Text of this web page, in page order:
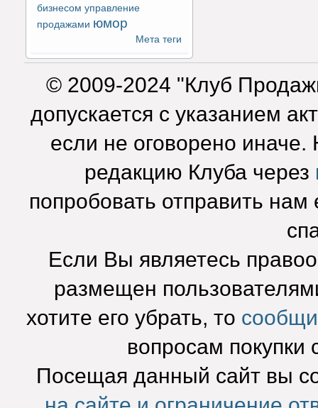
бизнесом управление
продажами юмор
Мета теги
© 2009-2024 "Клуб
допускается с указанием
если не оговорено
редакцию Клуба через
попробовать отправить нам
Если Вы являетесь
размещен
хотите его убрать, то
вопросам покупки
Посещая данный сайт вы